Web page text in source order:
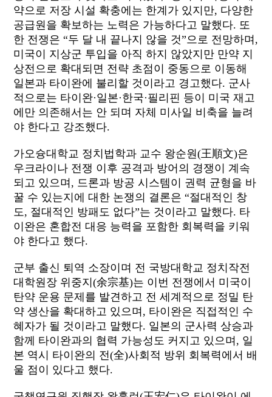
약으로 저장 시설 확충에는 한계가 있지만, 다양한
공급원을 확보하는 노력은 가능하다고 말했다. 또
한 전쟁은 “두 달 내 끝나지 않을 것”으로 전망하며 ,
미국이 지상군 투입을 아직 하지 않았지만 만약 지
상전으로 확대되면 전략 초점이 중동으로 이동해
일본과 타이완에 불리할 것이라고 경고했다. 군사
적으로는 타이완·일본·한국·필리핀 등이 미국 재고
에만 의존해서는 안 되며 자체 미사일 비축을 늘려
야 한다고 강조했다.
가오슝대학교 정치법학과 교수 왕순원(王順文)은
우크라이나 전쟁 이후 공격과 방어의 경쟁이 계속
되고 있으며 , 드론과 방공 시스템이 권력 균형을 바
꿀 수 있는지에 대한 논쟁의 결론은 “절대적인 창
도 , 절대적인 방패도 없다”는 것이라고 말했다. 타
이완은 혼합전 대응 능력을 포함한 회복력을 키워
야 한다고 했다.
군부 출신 퇴역 소장이며 전 국방대학교 정치작전
대학원장 위중지(余宗基)는 이번 전쟁에서 미국이
탄약 운용 문제를 발견하고 전 세계적으로 정밀 탄
약 생산을 확대하고 있으며 , 타이완은 직접적인 수
혜자가 될 것이라고 말했다. 일본의 군사력 상승과
함께 타이완과의 협력 가능성도 커지고 있으며 , 일
본 역시 타이완의 전(全)사회적 방위 회복력에서 배
울 점이 있다고 했다.